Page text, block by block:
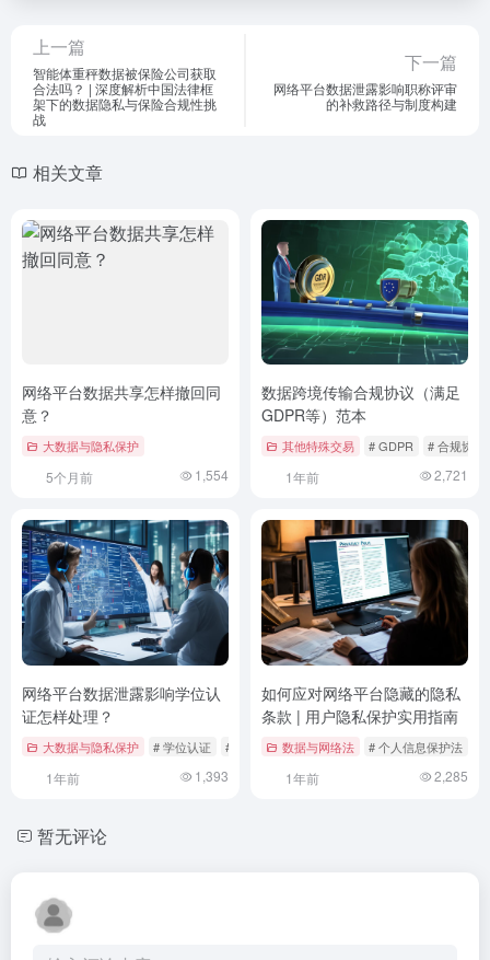
上一篇
智能体重秤数据被保险公司获取
合法吗？ | 深度解析中国法律框
架下的数据隐私与保险合规性挑
战
下一篇
网络平台数据泄露影响职称评审
的补救路径与制度构建
相关文章
网络平台数据共享怎样撤回同
意？
大数据与隐私保护
5个月前 1,554
数据跨境传输合规协议（满足
GDPR等）范本
其他特殊交易 # GDPR # 合规协议
1年前 2,721
网络平台数据泄露影响学位认
证怎样处理？
大数据与隐私保护 # 学位认证 # 应急响应机制 # 数据安全
1年前 1,393
如何应对网络平台隐藏的隐私
条款 | 用户隐私保护实用指南
数据与网络法 # 个人信息保护法
1年前 2,285
暂无评论